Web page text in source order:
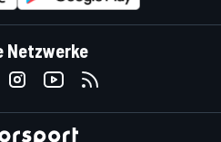
Netzwerke